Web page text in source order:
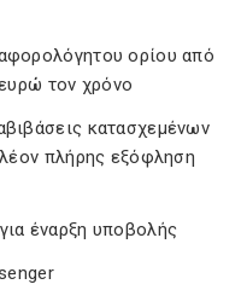
ορίου από
τον χρόνο
κατασχεμένων
πλήρης εξόφληση
έναρξη υποβολής